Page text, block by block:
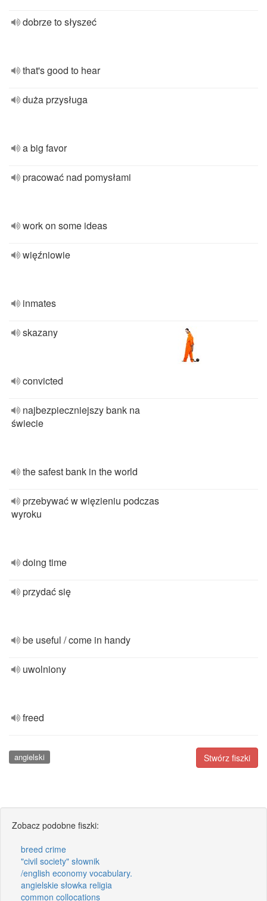
dobrze to słyszeć
that's good to hear
duża przysługa
a big favor
pracować nad pomysłami
work on some ideas
więźniowie
inmates
skazany
convicted
najbezpieczniejszy bank na
świecie
the safest bank in the world
przebywać w więzieniu podczas
wyroku
doing time
przydać się
be useful / come in handy
uwolniony
freed
Stwórz fiszki
angielski
Zobacz podobne fiszki:
breed crime
"civil society" słownik
/english economy vocabulary.
angielskie słowka religia
common collocations